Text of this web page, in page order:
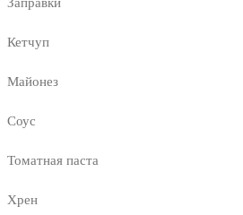
Заправки
Кетчуп
Майонез
Соус
Томатная паста
Хрен